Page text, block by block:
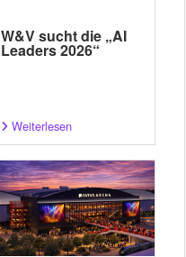
W&V sucht die „AI
Leaders 2026“
Weiterlesen